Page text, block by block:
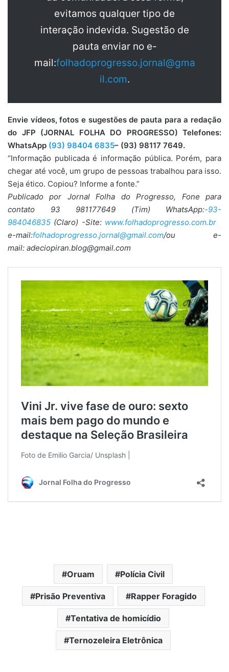
evitamos qualquer tipo de
interação indevida. Sugestão de
pauta enviar no e-
mail:folhadoprogresso.jornal@gma
il.com.
Envie vídeos, fotos e sugestões de pauta para a redação
do JFP (JORNAL FOLHA DO PROGRESSO) Telefones:
WhatsApp (93) 98404 6835– (93) 98117 7649.
“Informação publicada é informação pública. Porém, para
chegar até você, um grupo de pessoas trabalhou para isso.
Seja ético. Copiou? Informe a fonte.”
Publicado por Jornal Folha do Progresso, Fone para
contato 93 981177649 (Tim) WhatsApp:-93-
984046835 (Claro) -Site: www.folhadoprogresso.com.br
e-mail:folhadoprogresso.jornal@gmail.com/ou e-
mail: adeciopiran.blog@gmail.com
Oruam Polícia Civil
Prisão Preventiva Rapper Foragido
Tentativa de homicídio
Ternozeleira Eletrônica